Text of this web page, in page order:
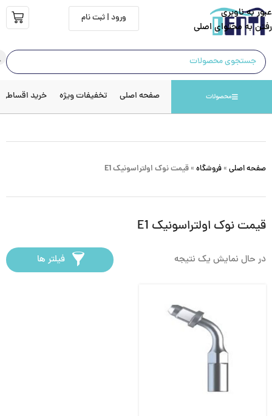
عبور به ناوبری
رفتن به محتوای اصلی
ورود | ثبت نام
محصولات صفحه اصلی تخفیفات ویژه خرید اقساطی
صفحه اصلی » فروشگاه » قیمت نوک اولتراسونیک E1
قیمت نوک اولتراسونیک E1
در حال نمایش یک نتیجه فیلتر ها